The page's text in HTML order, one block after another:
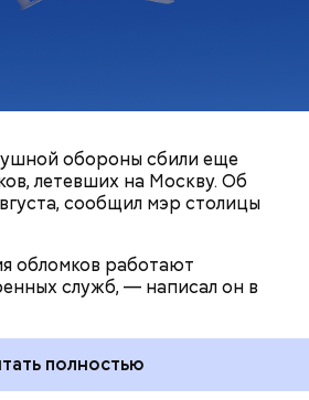
обороны сбили еще
летевших на Москву. Об
сообщил мэр столицы
обломков работают
служб, — написал он в
полностью
дрон-камикадзе
автомобилюв
области. Ранения